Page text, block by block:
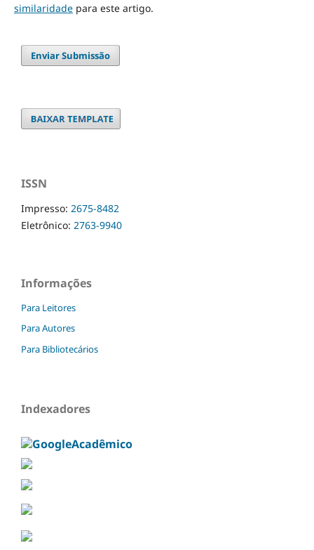
similaridadepara este artigo.
Enviar Submissão
ISSN
Impresso: 2675-8482
Eletrônico: 2763-9940
Informações
Para Leitores
Para Autores
Para Bibliotecários
Indexadores